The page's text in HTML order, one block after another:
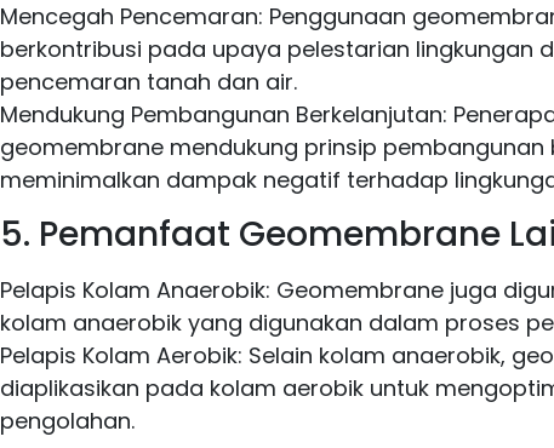
Mencegah Pencemaran: Penggunaan
berkontribusi pada upaya pelestarian lingkungan
pencemaran tanah dan air.
Mendukung Pembangunan Berkelanjutan:
geomembrane mendukung prinsip pembangunan
meminimalkan dampak negatif terhadap
5. Pemanfaat Geomembrane
Pelapis Kolam Anaerobik: Geomembrane juga
kolam anaerobik yang digunakan dalam proses
Pelapis Kolam Aerobik: Selain kolam anaerobik,
diaplikasikan pada kolam aerobik untuk
pengolahan.